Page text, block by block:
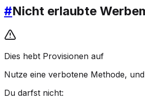
#Nicht erlaubte
Dies hebt Provisionen auf
Nutze eine verbotene Methode,
Du darfst nicht: